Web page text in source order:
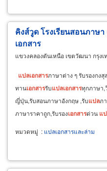
คิงส์วูด โรงเรียนสอนภาษ
เอกสาร
แขวงคลองตันเหนือ เขตวัฒนา กรุง
แปลเอกสารภาษาต่าง ๆ รับรองกง
ทานเอกสารรับแปลเอกสารทุกภาษา,
ญี่ปุ่น,รับสอนภาษาอังกฤษ ,รับแปลภ
ภาษาราคาถูก,รับรองเอกสารด่วน แ
หมวดหมู่ : แปลเอกสารและล่าม